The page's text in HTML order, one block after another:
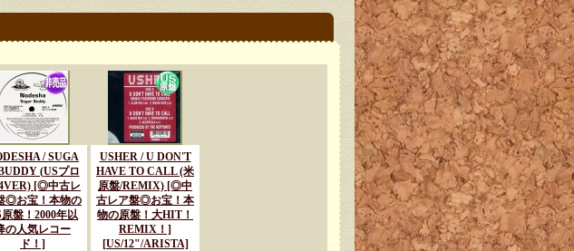
/ SUGA
(USプロ
[◎中古レ
◎お宝！本物の
盤！2000年以
の人気レコー
ド！]
USHER / U DON'T
HAVE TO CALL (米
原盤/REMIX) [◎中
古レア盤◎お宝！本
物の原盤！大HIT！
REMIX！]
[US/12"/ARISTA]